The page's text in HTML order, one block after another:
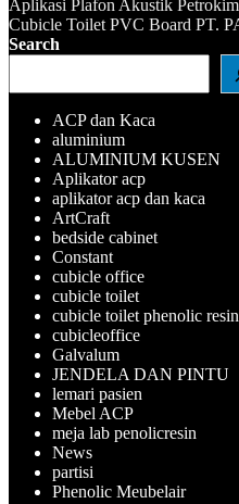
Navigasi
pos
Aplikasi Plafon Akustik
Cubicle Toilet PVC Board PT.
Search
ACP dan Kaca
aluminium
ALUMINIUM KUSEN
Aplikator acp
aplikator acp dan kaca
ArtCraft
bedside cabinet
Constant
cubicle office
cubicle toilet
cubicle toilet phenolic resin
cubicleoffice
Galvalum
JENDELA DAN PINTU
lemari pasien
Mebel ACP
meja lab penolicresin
News
partisi
Phenolic Meubelair